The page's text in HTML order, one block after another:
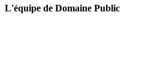
L'équipe de Domaine Public